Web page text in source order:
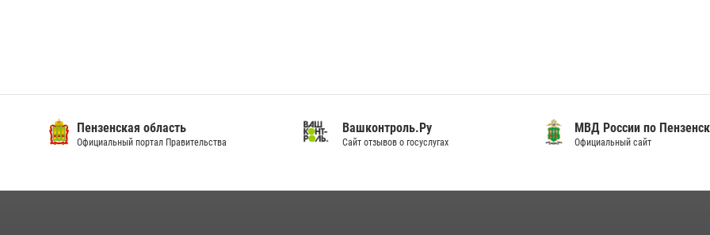
Пензенская область
Официальный портал Правительства
Вашконтроль.Ру
Сайт отзывов о госуслугах
МВД России по
Официальный сайт